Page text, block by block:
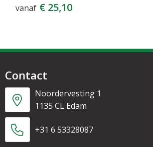
vanaf € 25,10
Contact
Noordervesting 1
1135 CL Edam
+31 6 53328087